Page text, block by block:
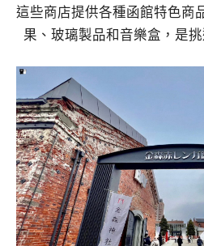
這些商店提供各種函館特色商
果、玻璃製品和音樂盒，是